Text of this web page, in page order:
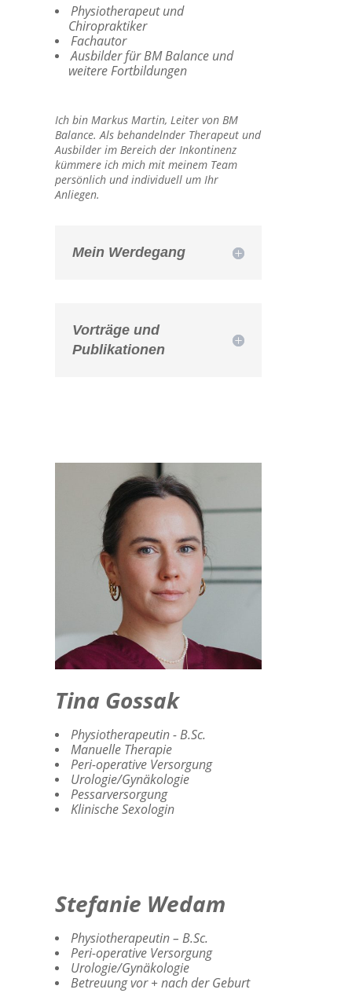
Physiotherapeut und
Chiropraktiker
Fachautor
Ausbilder für BM Balance und
weitere Fortbildungen
Ich bin Markus Martin, Leiter von BM
Balance. Als behandelnder Therapeut und
Ausbilder im Bereich der Inkontinenz
kümmere ich mich mit meinem Team
persönlich und individuell um Ihr
Anliegen.
Mein Werdegang
Vorträge und
Publikationen
Tina Gossak
Physiotherapeutin - B.Sc.
Manuelle Therapie
Peri-operative Versorgung
Urologie/Gynäkologie
Pessarversorgung
Klinische Sexologin
Stefanie Wedam
Physiotherapeutin – B.Sc.
Peri-operative Versorgung
Urologie/Gynäkologie
Betreuung vor + nach der Geburt